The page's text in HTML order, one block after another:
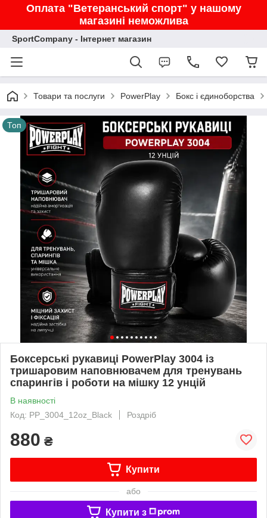
Оплата "Ветеранський спорт" у нашому
магазині неможлива
SportCompany - Інтернет магазин
Товари та послуги PowerPlay Бокс і єдиноборства
Топ
Боксерські рукавиці PowerPlay 3004 із
тришаровим наповнювачем для тренувань
спарингів і роботи на мішку 12 унцій
В наявності
Код: PP_3004_12oz_Black
Роздріб
880 ₴
Купити
або
Купити з